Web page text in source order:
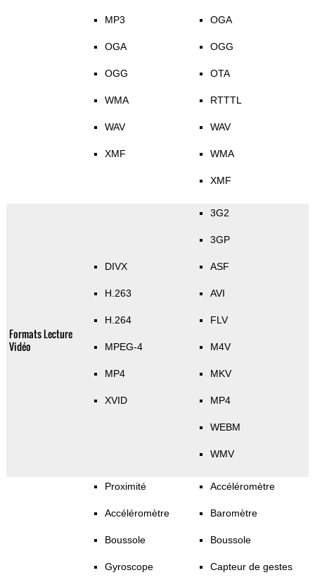
MP3
OGA
OGG
WMA
WAV
XMF
OGA
OGG
OTA
RTTTL
WAV
WMA
XMF
Formats Lecture
Vidéo
DIVX
H.263
H.264
MPEG-4
MP4
XVID
3G2
3GP
ASF
AVI
FLV
M4V
MKV
MP4
WEBM
WMV
Proximité
Accéléromètre
Boussole
Gyroscope
Accéléromètre
Baromètre
Boussole
Capteur de gestes